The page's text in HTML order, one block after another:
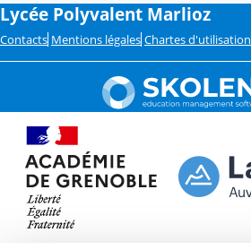
Lycée Polyvalent Marlioz
Contacts Mentions légales Chartes d'utilisation